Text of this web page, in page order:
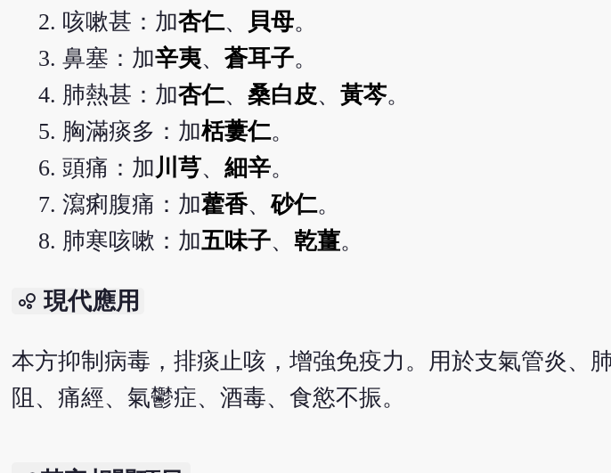
咳嗽甚：加杏仁、 貝母。
鼻塞：加辛夷、 蒼耳子。
肺熱甚：加杏仁、 桑白皮、 黃芩。
胸滿痰多：加栝蔞仁。
頭痛：加川芎、 細辛。
瀉痢腹痛：加藿香、砂仁。
肺寒咳嗽：加五味子、 乾薑。
bubble_chart 現代應用
本方抑制病毒，排痰止咳，增強免疫力。用於支氣管炎、
阻、痛經、氣鬱症、酒毒、食慾不振。